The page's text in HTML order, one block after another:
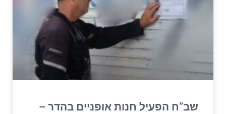
שב”ח הפעיל חנות אופניים בהדר –